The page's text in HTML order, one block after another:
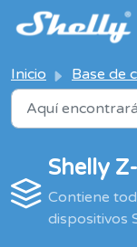
Saltar al
Inicio Base de
Shelly
Contiene
dispositivos